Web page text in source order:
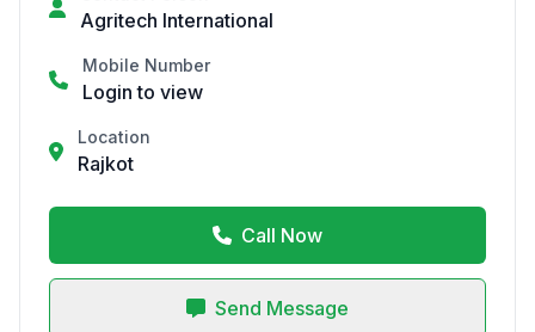
Agritech International
Mobile Number
Login to view
Location
Rajkot
Call Now
Send Message